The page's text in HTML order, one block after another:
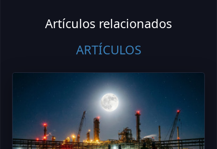
Artículos relacionados
ARTÍCULOS